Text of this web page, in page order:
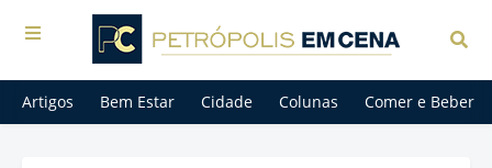
Artigos Bem Estar Cidade Colunas Comer e Beber